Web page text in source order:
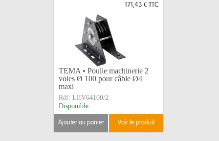
171,43 € TTC
TEMA • Poulie machinerie 2
voies Ø 100 pour câble Ø4
maxi
Réf: LEV64100/2
Disponible
ajouter au panier voir le produit